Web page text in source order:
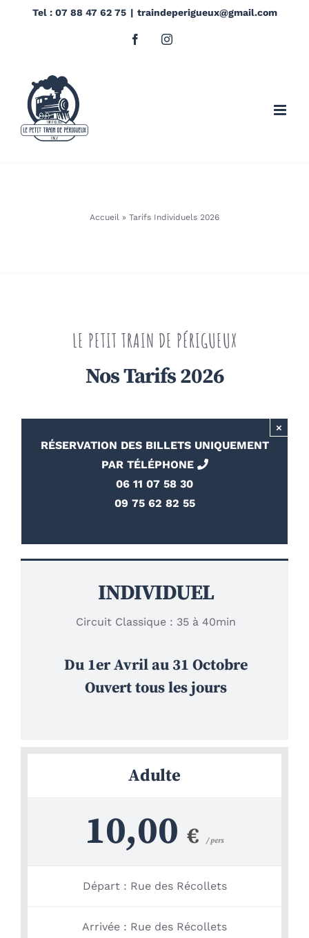
PasserTel : 07 88 47 62 75 | traindeperigueux@gmail.com
FacebookInstagram
Accueil » Tarifs Individuels 2026
LE PETIT TRAIN DE PÉRIGUEUX
Nos Tarifs 2026
×
RÉSERVATION DES BILLETS UNIQUEMENT
PAR TÉLÉPHONE
06 11 07 58 30
09 75 62 82 55
INDIVIDUEL
Circuit Classique : 35 à 40min
Du 1er Avril au 31 Octobre
Ouvert tous les jours
Adulte
10,00 € / pers
Départ : Rue des Récollets
Arrivée : Rue des Récollets